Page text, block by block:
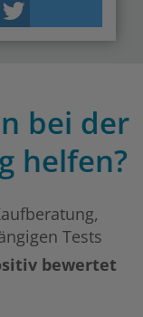
bei der
helfen?
Tests
bewertet